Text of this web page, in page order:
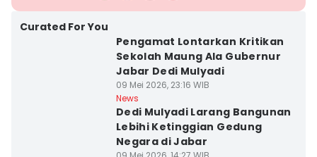
Curated For You
Pengamat Lontarkan Kritikan
Sekolah Maung Ala Gubernur
Jabar Dedi Mulyadi
09 Mei 2026, 23:16 WIB
News
Dedi Mulyadi Larang Bangunan
Lebihi Ketinggian Gedung
Negara di Jabar